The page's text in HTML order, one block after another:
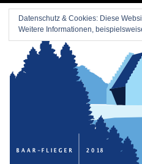
Datenschutz & Cookies: Diese
Weitere Informationen,